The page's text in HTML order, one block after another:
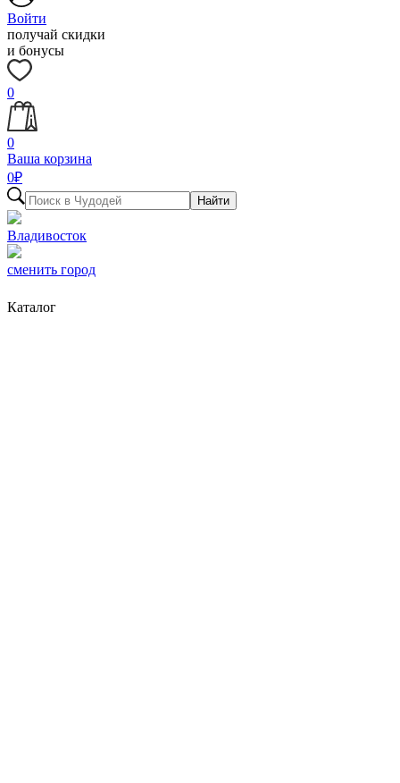
Войти
получай скидки
и бонусы
0
0
Ваша корзина
0₽
Найти
Владивосток
сменить город
Каталог